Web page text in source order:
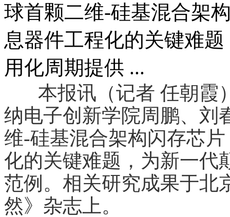
球首颗二维-硅基混合架
息器件工程化的关键难
用化周期提供 ...
本报讯（记者 任朝霞
纳电子创新学院周鹏、刘
维-硅基混合架构闪存芯
化的关键难题，为新一代
范例。相关研究成果于北
然》杂志上。